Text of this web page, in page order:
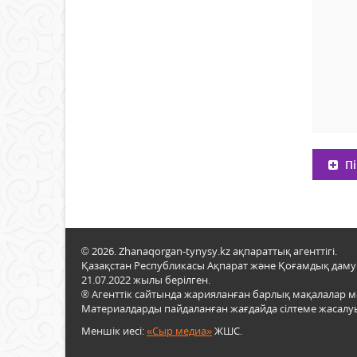
© 2026. Zhanaqorgan-tynysy.kz ақпараттық агенттігі.
Қазақстан Республикасы Ақпарат және Қоғамдық даму
21.07.2022 жылы берілген.
® Агенттік сайтында жарияланған барлық
Материалдарды пайдаланған жағдайда сілтеме
Меншік иесі:«Сыр медиа»ЖШС.